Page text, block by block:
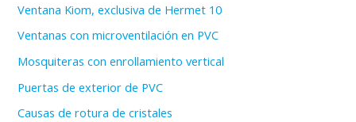
Ventana Kiom, exclusiva de Hermet 10
Ventanas con microventilación en PVC
Mosquiteras con enrollamiento vertical
Puertas de exterior de PVC
Causas de rotura de cristales